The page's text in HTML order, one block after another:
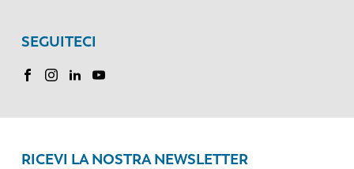
SEGUITECI
RICEVI LA NOSTRA NEWSLETTER